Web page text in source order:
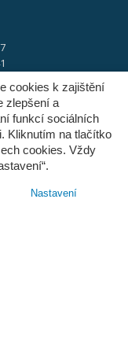
cookies k zajištění
zlepšení a
funkcí sociálních
Kliknutím na tlačítko
cookies. Vždy
Nastavení